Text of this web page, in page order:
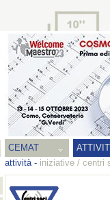
CEMAT
attività- iniziative / centri